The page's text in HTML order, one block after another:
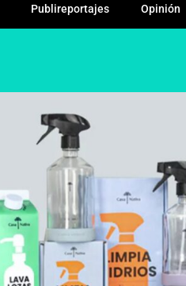
Publireportajes Opinión